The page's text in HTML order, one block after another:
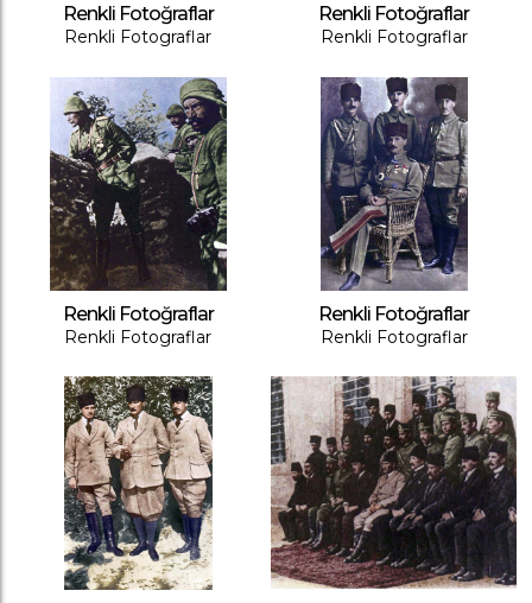
Renkli Fotoğraflar
Renkli Fotograflar
Renkli Fotoğraflar
Renkli Fotograflar
Renkli Fotoğraflar
Renkli Fotograflar
Renkli Fotoğraflar
Renkli Fotograflar